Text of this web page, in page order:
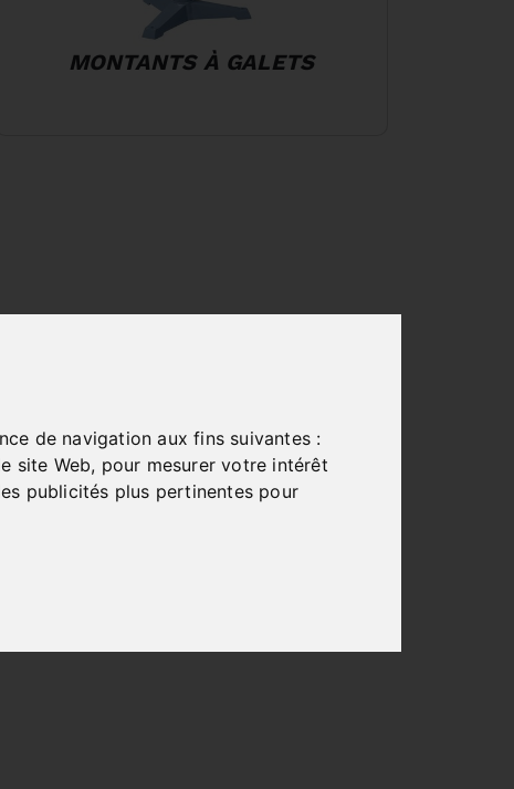
de navigation aux fins suivantes :
site Web, pour mesurer votre intérêt
publicités plus pertinentes pour
MONTANTS À GALETS